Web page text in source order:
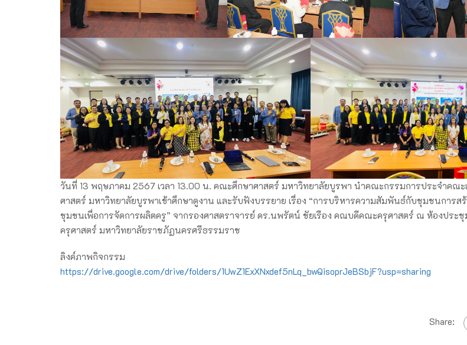
วันที่ 13 พฤษภาคม 2567 เวลา 13.00 น. คณะศึกษาศาสตร์ มหาวิทยาลัยบูรพา นำคณะกรรมการประจำคณ
ศาสตร์ มหาวิทยาลัยบูรพาเข้าศึกษาดูงาน และรับฟังบรรยาย เรื่อง “การบริหารความสัมพันธ์กับชุมชนการส
ชุมชนเพื่อการจัดการผลิตครู” จากรองศาสตราจารย์ ดร.นพรัตน์ ชัยเรือง คณบดีคณะครุศาสตร์ ณ ห้องประ
ครุศาสตร์ มหาวิทยาลัยราชภัฏนครศรีธรรมราช
ลิงค์ภาพกิจกรรม
https://drive.google.com/drive/folders/1UwZ1ExXNxdef5nLq_bwQisoprJeBSbjF?usp=sharing
Share: